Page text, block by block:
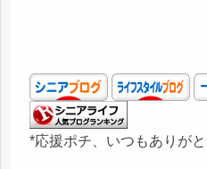
*応援ポチ、いつもありがと